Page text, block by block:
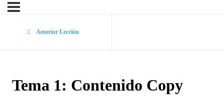
Anterior Lección
Tema 1: Contenido Copy